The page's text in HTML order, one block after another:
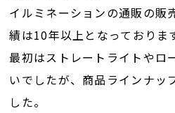
イルミネーションの通販の販
績は10年以上となっておりま
最初はストレートライトやロ
いでしたが、商品ラインナッ
した。